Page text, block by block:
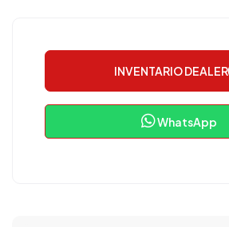
INVENTARIO DEALER
WhatsApp